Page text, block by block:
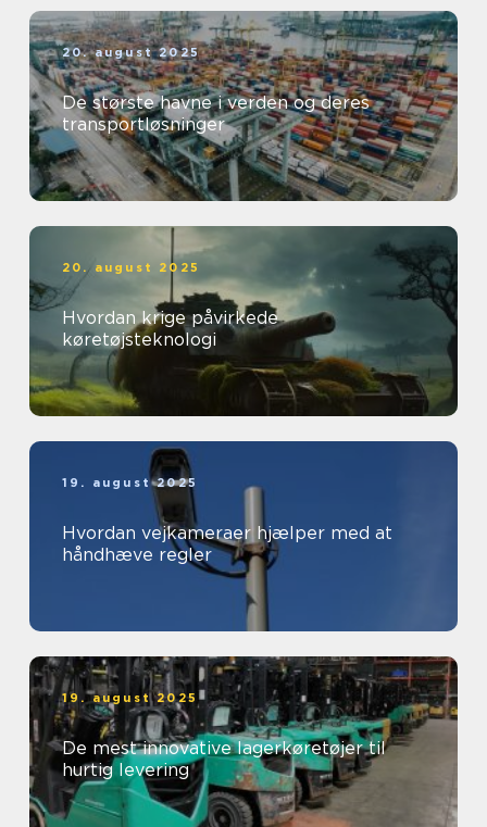
20. august 2025
De største havne i verden og deres
transportløsninger
20. august 2025
Hvordan krige påvirkede
køretøjsteknologi
19. august 2025
Hvordan vejkameraer hjælper med at
håndhæve regler
19. august 2025
De mest innovative lagerkøretøjer til
hurtig levering